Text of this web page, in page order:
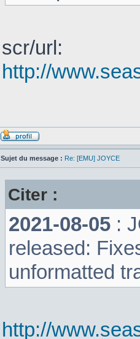
scr/url:
http://
Sujet du message : Re: [EMU] JOYCE
Citer :
2021-08-05 :
released:
unformatted
http://